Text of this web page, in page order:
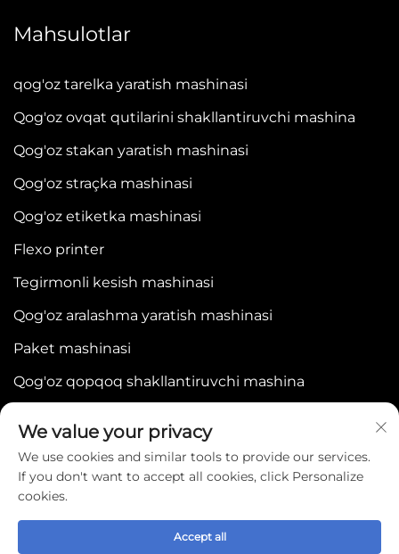
Mahsulotlar
qog'oz tarelka yaratish mashinasi
Qog'oz ovqat qutilarini shakllantiruvchi mashina
Qog'oz stakan yaratish mashinasi
Qog'oz straçka mashinasi
Qog'oz etiketka mashinasi
Flexo printer
Tegirmonli kesish mashinasi
Qog'oz aralashma yaratish mashinasi
Paket mashinasi
Qog'oz qopqoq shakllantiruvchi mashina
MACHINERY CO.,LTD -
Maxfiylik siyosati
We value your privacy
We use cookies and similar tools to provide our services.
If you don't want to accept all cookies, click Personalize
cookies.
Accept all